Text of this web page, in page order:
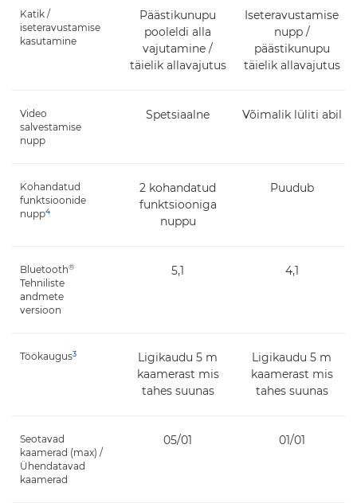
Katik /
iseteravustamise
kasutamine
Päästikunupu
pooleldi alla
vajutamine /
täielik allavajutus
Iseteravustamise
nupp /
päästikunupu
täielik allavajutus
Video
salvestamise
nupp
Spetsiaalne Võimalik lüliti abil
Kohandatud
funktsioonide
nupp4
2 kohandatud
funktsiooniga
nuppu
Puudub
Bluetooth®
Tehniliste
andmete
versioon
5,1 4,1
Töökaugus3
Ligikaudu 5 m
kaamerast mis
tahes suunas
Ligikaudu 5 m
kaamerast mis
tahes suunas
Seotavad
kaamerad (max) /
Ühendatavad
kaamerad
05/01 01/01